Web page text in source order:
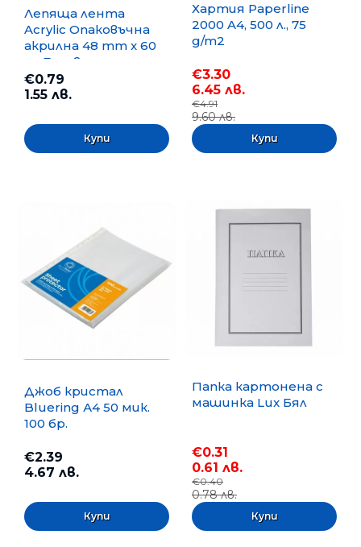
Лепяща лента
Acrylic Опаковъчна
акрилна 48 mm x 60
m, Безцветна
€0.79
1.55 лв.
Хартия Paperline
2000 A4, 500 л., 75
g/m2
€3.30
6.45 лв.
€4.91
9.60 лв.
Джоб кристал
Bluering А4 50 мик.
100 бр.
€2.39
4.67 лв.
Папка картонена с
машинка Lux Бял
€0.31
0.61 лв.
€0.40
0.78 лв.